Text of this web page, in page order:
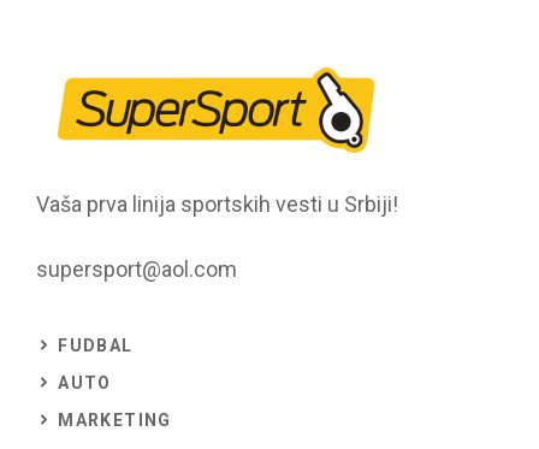
Vaša prva linija sportskih vesti u Srbiji!
supersport@aol.com
FUDBAL
AUTO
MARKETING